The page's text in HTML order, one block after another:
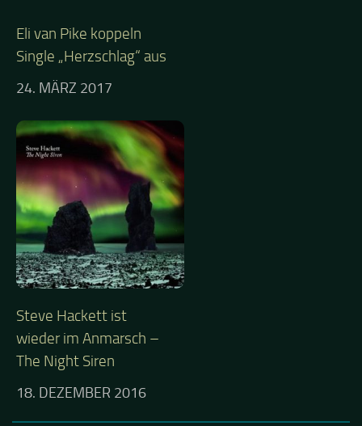
Eli van Pike koppeln
Single „Herzschlag“ aus
24. MÄRZ 2017
Steve Hackett ist
wieder im Anmarsch –
The Night Siren
18. DEZEMBER 2016